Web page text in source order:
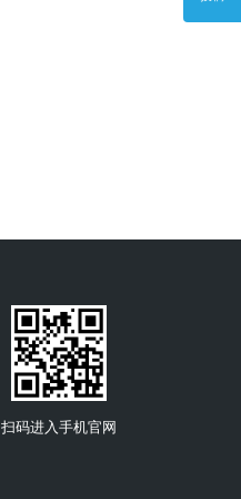
扫码进入手机官网